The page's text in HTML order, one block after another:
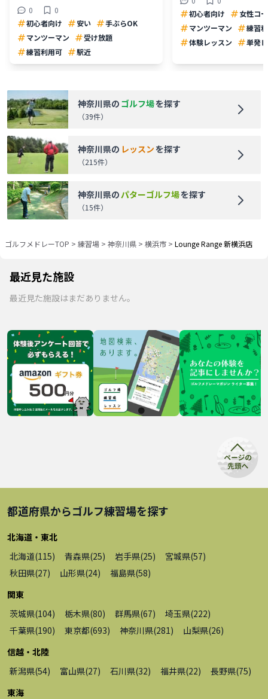
0
0
初心者向け
安い
手ぶらOK
マンツーマン
受け放題
練習利用可
駅近
初心者向け
女性コ
マンツーマン
練習
体験レッスン
単発
神奈川県の ゴルフ場を探す
（39件）
神奈川県の レッスンを探す
（215件）
神奈川県の パターゴルフ場を探す
（15件）
ゴルフメドレーTOP > 練習場 > 神奈川県 > 横浜市 > Lounge Range 新横浜店
最近見た施設
最近見た施設はまだありません。
都道府県からゴルフ練習場を探す
北海道・東北
北海道(115) 青森県(25) 岩手県(25) 宮城県(57)
秋田県(27) 山形県(24) 福島県(58)
関東
茨城県(104) 栃木県(80) 群馬県(67) 埼玉県(222)
千葉県(190) 東京都(693) 神奈川県(281 ) 山梨県(26)
信越・北陸
新潟県(54) 富山県(27) 石川県(32) 福井県(22) 長野県(75)
東海